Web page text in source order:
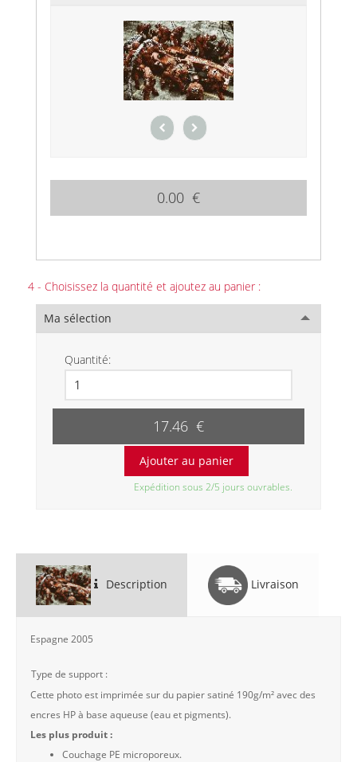
0.00 €
4 - Choisissez la quantité et ajoutez au panier :
Ma sélection
Quantité:
17.46 €
Expédition sous 2/5 jours ouvrables.
Description Livraison
Espagne 2005
Type de support :
Cette photo est imprimée sur du papier satiné 190g/m² avec des
encres HP à base aqueuse (eau et pigments).
Les plus produit :
Couchage PE microporeux.